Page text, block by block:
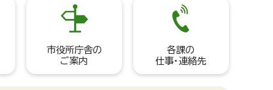
市役所庁舎の
ご案内
各課の
仕事・連絡先